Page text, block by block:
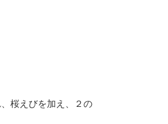
桜えびを加え、２の